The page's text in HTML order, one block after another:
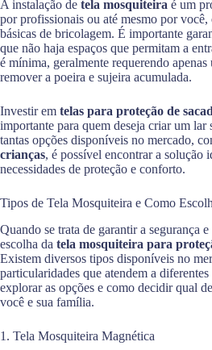
A instalação de tela mosquiteira é um
por profissionais ou até mesmo por você,
básicas de bricolagem. É importante
que não haja espaços que permitam a
é mínima, geralmente requerendo
remover a poeira e sujeira acumulada.
Investir em telas para proteção de
importante para quem deseja criar um lar
tantas opções disponíveis no mercado,
crianças, é possível encontrar a solução
necessidades de proteção e conforto.
Tipos de Tela Mosquiteira e Como
Quando se trata de garantir a segurança
escolha da tela mosquiteira para
Existem diversos tipos disponíveis no
particularidades que atendem a diferentes
explorar as opções e como decidir qual
você e sua família.
1. Tela Mosquiteira Magnética